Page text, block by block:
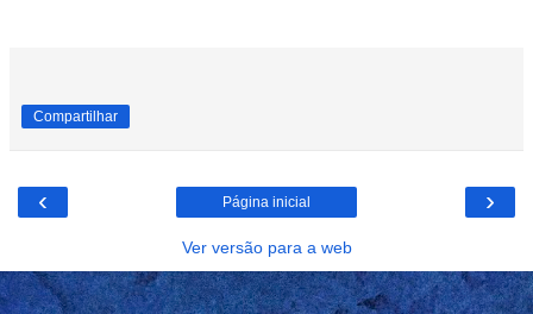
Compartilhar
‹ ›
Página inicial
Ver versão para a web